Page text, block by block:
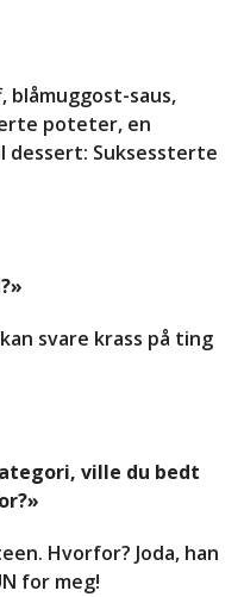
blåmuggost-saus,
poteter, en
dessert: Suksessterte
svare krass på ting
ville du bedt
Hvorfor? Joda, han
for meg!